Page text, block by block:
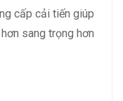
cấp cải tiến giúp
sang trọng hơn